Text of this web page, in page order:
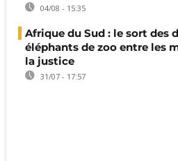
04/08 - 15:35
Afrique du Sud : le sort des
éléphants de zoo entre les
la justice
31/07 - 17:57